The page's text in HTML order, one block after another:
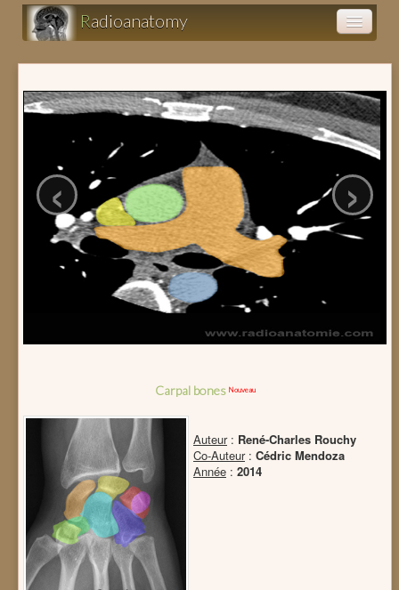
Radioanatomy
Anatomy atlas
Clinical cases (fr)
‹ ›
Carpal bones Nouveau
Auteur: René-Charles Rouchy
Co-Auteur: Cédric Mendoza
Année : 2014